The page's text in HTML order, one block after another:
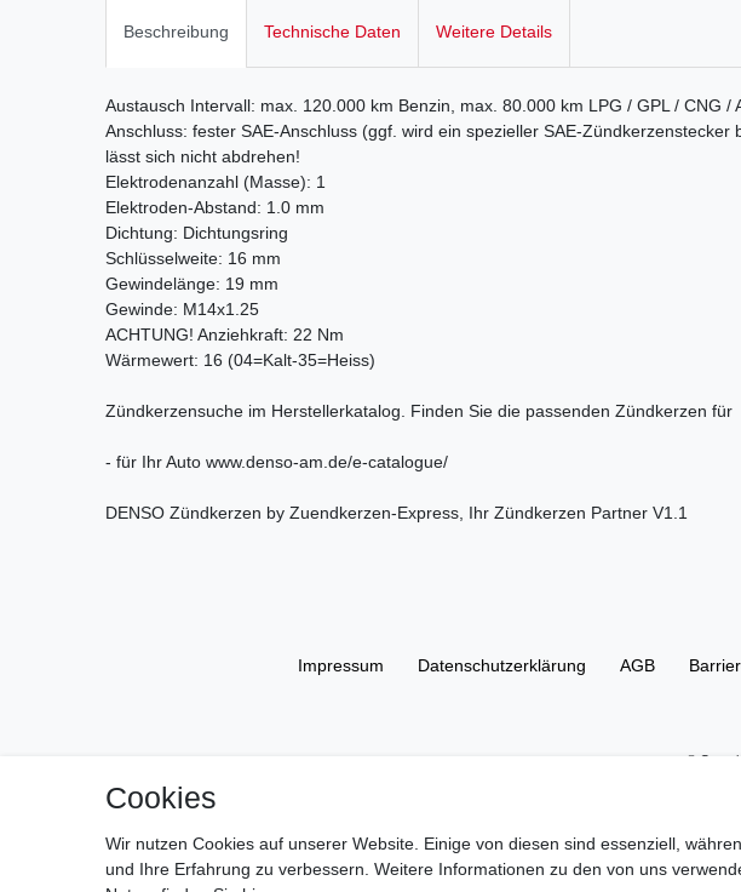
Beschreibung Technische Daten Weitere Details
Austausch Intervall: max. 120.000 km Benzin, max. 80.000 km LPG / GPL / CNG /
Anschluss: fester SAE-Anschluss (ggf. wird ein spezieller SAE-Zündkerzenstecker
lässt sich nicht abdrehen!
Elektrodenanzahl (Masse): 1
Elektroden-Abstand: 1.0 mm
Dichtung: Dichtungsring
Schlüsselweite: 16 mm
Gewindelänge: 19 mm
Gewinde: M14x1.25
ACHTUNG! Anziehkraft: 22 Nm
Wärmewert: 16 (04=Kalt-35=Heiss)
Zündkerzensuche im Herstellerkatalog. Finden Sie die passenden Zündkerzen für
- für Ihr Auto www.denso-am.de/e-catalogue/
DENSO Zündkerzen by Zuendkerzen-Express, Ihr Zündkerzen Partner V1.1
Impressum Daten­schutz­erklärung AGB
©
Cookies
Wir nutzen Cookies auf unserer Website. Einige von diesen sind essenziell,
und Ihre Erfahrung zu verbessern. Weitere Informationen zu den von uns